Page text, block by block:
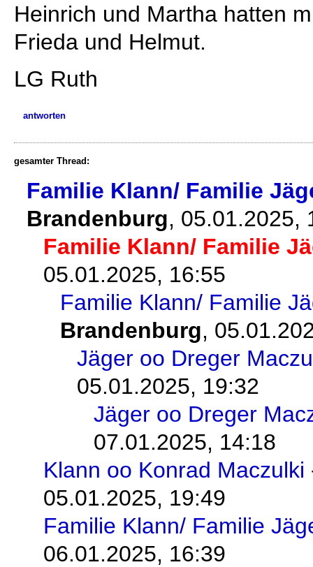
Heinrich und Martha hatten
Frieda und Helmut.
LG Ruth
antworten
gesamter Thread:
Familie Klann/ Familie
Brandenburg, 05.01.2025,
Familie Klann/ Familie
05.01.2025, 16:55
Familie Klann/ Familie
Brandenburg,
Jäger oo Dreger
05.01.2025, 19:32
Jäger oo Dreger
07.01.2025, 14:18
Klann oo Konrad Maczulki
05.01.2025, 19:49
Familie Klann/ Familie
06.01.2025, 16:39